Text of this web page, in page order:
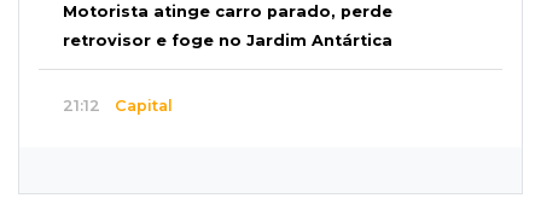
Motorista atinge carro parado, perde
retrovisor e foge no Jardim Antártica
21:12 Capital